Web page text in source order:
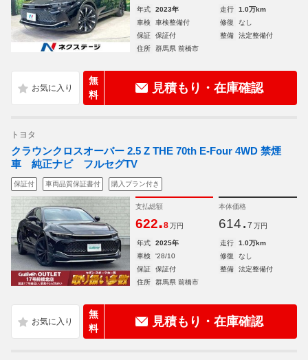
年式 2023年 走行
1.0万km
車検
車検整備付 修復
なし
保証
保証付 整備
法定整備付
住所
群馬県 前橋市
無
料
見積もり・在庫確認
トヨタ
クラウンクロスオーバー 2.5 Z THE 70th E-Four 4WD 禁煙
車 純正ナビ フルセグTV
保証付 車両品質保証書付 購入プラン付き
支払総額
622.8 万円
本体価格
614. 7 万円
年式 2025年 走行
1.0万km
車検
'28/10 修復
なし
保証
保証付 整備
法定整備付
住所
群馬県 前橋市
無
料
見積もり・在庫確認